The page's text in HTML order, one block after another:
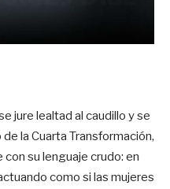
jure lealtad al caudillo y se
la Cuarta Transformación,
su lenguaje crudo: en
como si las mujeres